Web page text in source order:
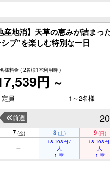
地消】天草の恵みが詰まっ
楽しむ特別な一日
様料金( 2名様1室利用時 )
円 ～
定員 1～2名様
前週
7 (金) 8 (土) 9 (日)
18,403円 /
人
1 室
18,403円
人
1 室